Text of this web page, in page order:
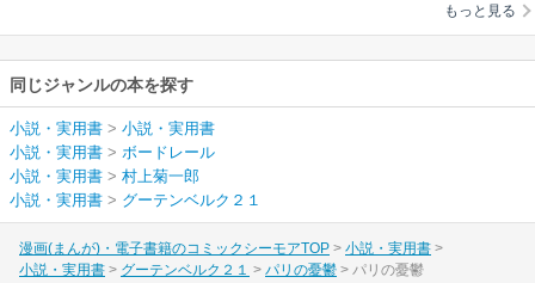
もっと見る
同じジャンルの本を探す
小説・実用書 > 小説・実用書
小説・実用書 > ボードレール
小説・実用書 > 村上菊一郎
小説・実用書 > グーテンベルク２１
漫画(まんが)・電子書籍のコミックシーモアTOP
小説・実用書
小説・実用書
グーテンベルク２１ パリの憂鬱 パリの憂鬱